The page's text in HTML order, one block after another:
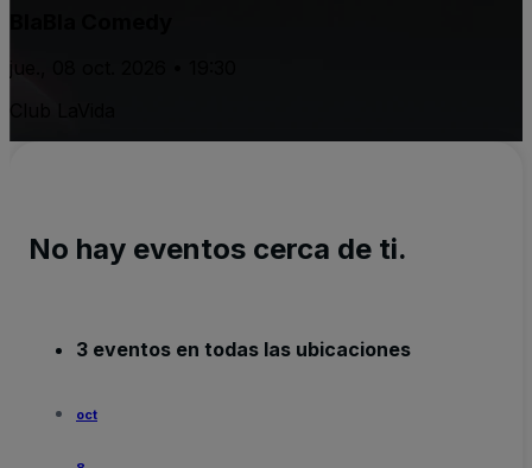
No hay eventos cerca de ti.
3 eventos en todas las ubicaciones
oct